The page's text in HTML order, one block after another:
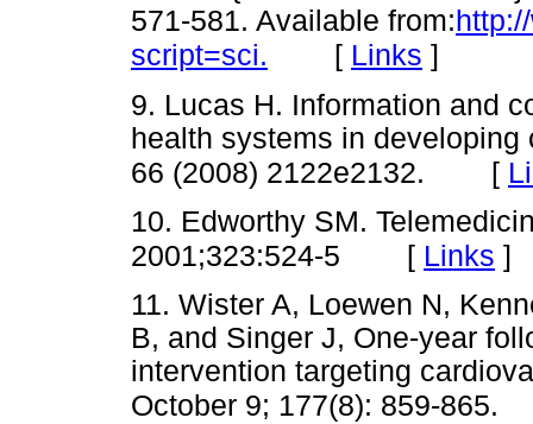
571-581. Available from:
script=sci. [ Links ]
9. Lucas H. Information and
health systems in
66 (2008) 2122e2132. [
10. Edworthy SM.
2001;323:524-5 [ Links ]
11. Wister A, Loewen N,
B, and Singer J, One-year
intervention targeting
October 9; 177(8): 859-865.